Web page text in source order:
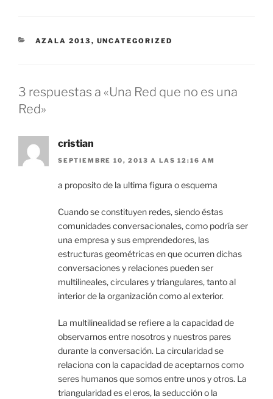
CATEGORÍAS
AZALA 2013 , UNCATEGORIZED
3 respuestas a «Una Red que no es una
Red»
cristian
SEPTIEMBRE 10, 2013 A LAS 12:16 AM
a proposito de la ultima figura o esquema
Cuando se constituyen redes, siendo éstas
comunidades conversacionales, como podría ser
una empresa y sus emprendedores, las
estructuras geométricas en que ocurren dichas
conversaciones y relaciones pueden ser
multilineales, circulares y triangulares, tanto al
interior de la organización como al exterior.
La multilinealidad se refiere a la capacidad de
observarnos entre nosotros y nuestros pares
durante la conversación. La circularidad se
relaciona con la capacidad de aceptarnos como
seres humanos que somos entre unos y otros. La
triangularidad es el eros, la seducción o la